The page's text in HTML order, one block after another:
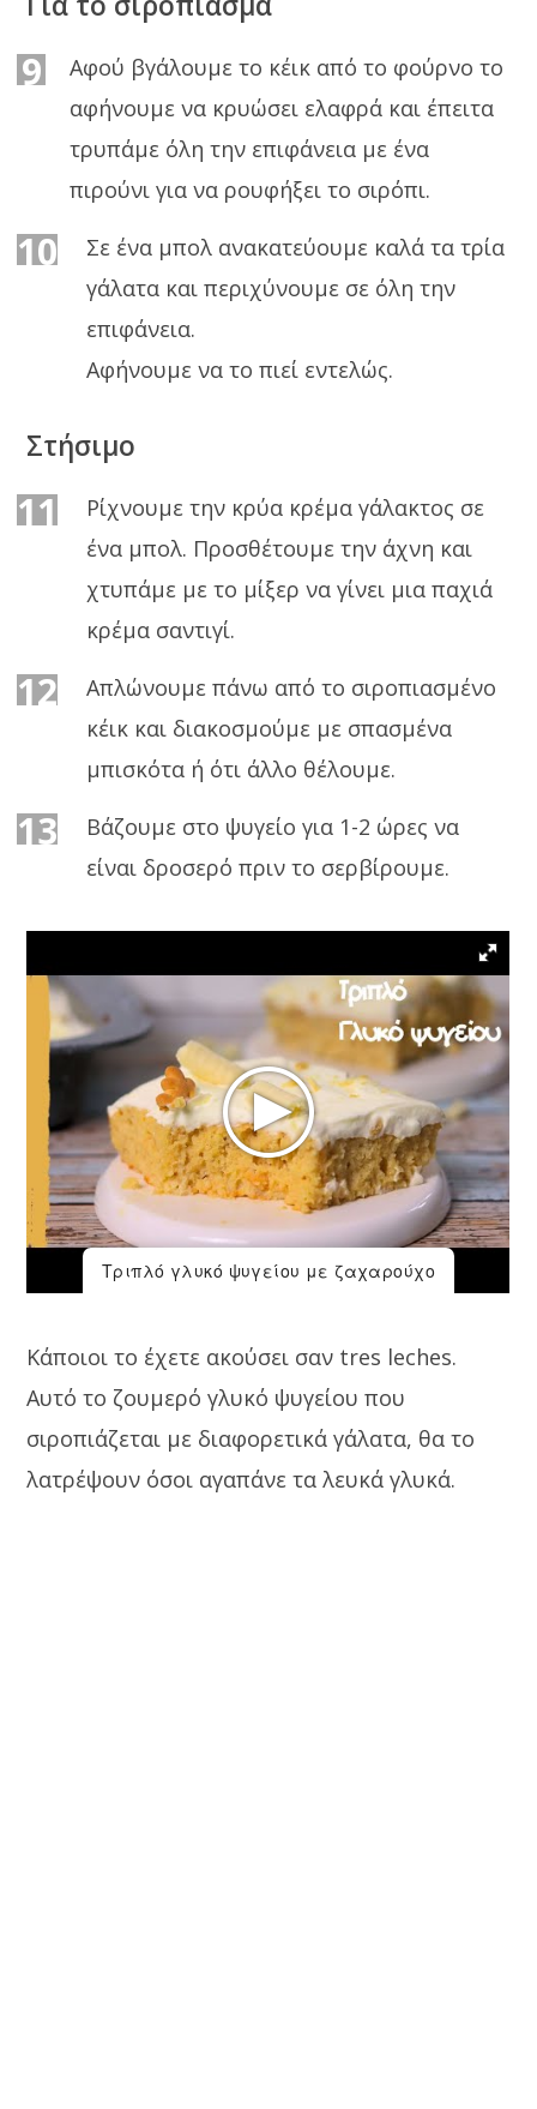
9
Αφού βγάλουμε το κέικ από το φούρνο το
αφήνουμε να κρυώσει ελαφρά και έπειτα
τρυπάμε όλη την επιφάνεια με ένα
πιρούνι για να ρουφήξει το σιρόπι.
10
Σε ένα μπολ ανακατεύουμε καλά τα τρία
γάλατα και περιχύνουμε σε όλη την
επιφάνεια.
Αφήνουμε να το πιεί εντελώς.
Στήσιμο
11
Ρίχνουμε την κρύα κρέμα γάλακτος σε
ένα μπολ. Προσθέτουμε την άχνη και
χτυπάμε με το μίξερ να γίνει μια παχιά
κρέμα σαντιγί.
12
Απλώνουμε πάνω από το σιροπιασμένο
κέικ και διακοσμούμε με σπασμένα
μπισκότα ή ότι άλλο θέλουμε.
13
Βάζουμε στο ψυγείο για 1-2 ώρες να
είναι δροσερό πριν το σερβίρουμε.
Τριπλό γλυκό ψυγείου με ζαχαρούχο
Κάποιοι το έχετε ακούσει σαν tres leches.
Αυτό το ζουμερό γλυκό ψυγείου που
σιροπιάζεται με διαφορετικά γάλατα, θα το
λατρέψουν όσοι αγαπάνε τα λευκά γλυκά.